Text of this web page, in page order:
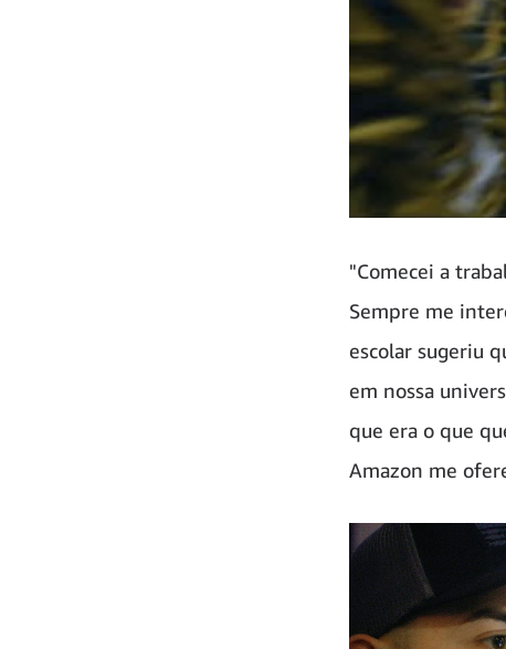
"Comecei a
Sempre me
escolar sugeriu
em nossa
que era o que
Amazon me